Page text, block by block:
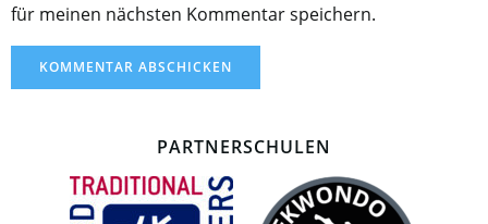
für meinen nächsten Kommentar speichern.
PARTNERSCHULEN